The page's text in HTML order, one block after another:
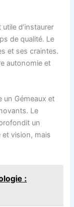
d’instaurer
de qualité. Le
et ses craintes.
autonomie et
un Gémeaux et
Le
un
vision, mais
: